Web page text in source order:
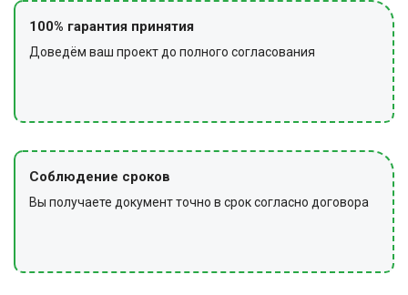
100% гарантия принятия
Доведём ваш проект до полного согласования
Соблюдение сроков
Вы получаете документ точно в срок согласно договора